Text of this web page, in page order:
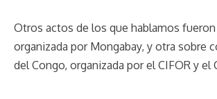
Otros actos de los que hablamos
organizada por Mongabay, y otra sobre
del Congo, organizada por el CIFOR y el